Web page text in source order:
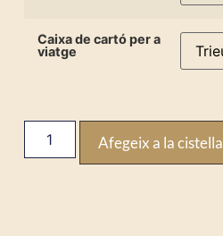
Caixa de cartó per a
viatge
Afegeix a la cistella